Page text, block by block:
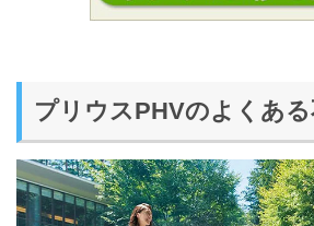
プリウスPHVのよくあ